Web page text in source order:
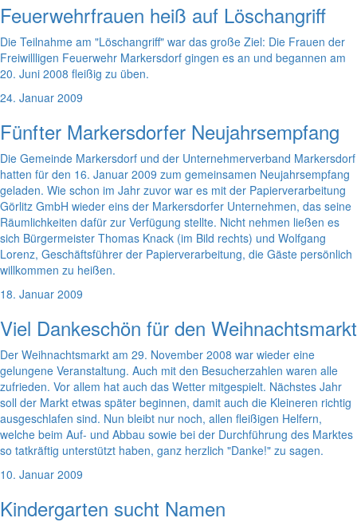
Feuerwehrfrauen heiß auf Löschangriff
Die Teilnahme am "Löschangriff" war das große Ziel: Die Frauen der
Freiwillligen Feuerwehr Markersdorf gingen es an und begannen am
20. Juni 2008 fleißig zu üben.
24. Januar 2009
Fünfter Markersdorfer Neujahrsempfang
Die Gemeinde Markersdorf und der Unternehmerverband Markersdorf
hatten für den 16. Januar 2009 zum gemeinsamen Neujahrsempfang
geladen. Wie schon im Jahr zuvor war es mit der Papierverarbeitung
Görlitz GmbH wieder eins der Markersdorfer Unternehmen, das seine
Räumlichkeiten dafür zur Verfügung stellte. Nicht nehmen ließen es
sich Bürgermeister Thomas Knack (im Bild rechts) und Wolfgang
Lorenz, Geschäftsführer der Papierverarbeitung, die Gäste persönlich
willkommen zu heißen.
18. Januar 2009
Viel Dankeschön für den Weihnachtsmarkt
Der Weihnachtsmarkt am 29. November 2008 war wieder eine
gelungene Veranstaltung. Auch mit den Besucherzahlen waren alle
zufrieden. Vor allem hat auch das Wetter mitgespielt. Nächstes Jahr
soll der Markt etwas später beginnen, damit auch die Kleineren richtig
ausgeschlafen sind. Nun bleibt nur noch, allen fleißigen Helfern,
welche beim Auf- und Abbau sowie bei der Durchführung des Marktes
so tatkräftig unterstützt haben, ganz herzlich "Danke!" zu sagen.
10. Januar 2009
Kindergarten sucht Namen